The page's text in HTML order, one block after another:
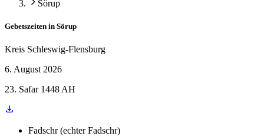
Sörup
Gebetszeiten in Sörup
Kreis Schleswig-Flensburg
6. August 2026
23. Safar 1448 AH
Fadschr (echter Fadschr)